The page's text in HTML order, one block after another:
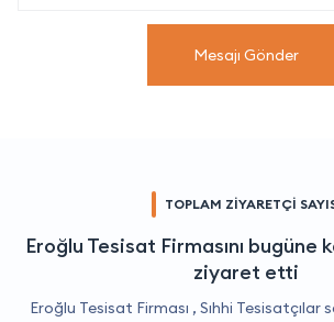
Mesajı Gönder
TOPLAM ZİYARETÇİ
Eroğlu Tesisat Firmasını bugüne
ziyaret etti
Eroğlu Tesisat Firması , Sıhhi Tesisatçılar